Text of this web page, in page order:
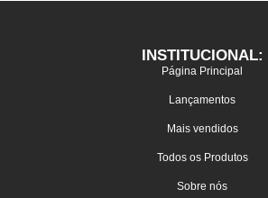
INSTITUCIONAL:
Página Principal
Lançamentos
Mais vendidos
Todos os Produtos
Sobre nós